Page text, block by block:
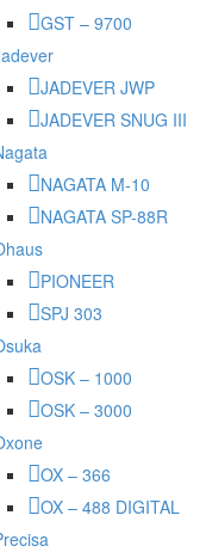
GST – 9700
JADEVER JWP
JADEVER SNUG III
NAGATA M-10
NAGATA SP-88R
PIONEER
SPJ 303
OSK – 1000
OSK – 3000
OX – 366
OX – 488 DIGITAL